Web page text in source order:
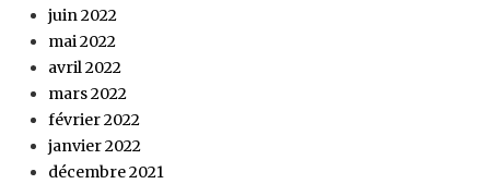
juin 2022
mai 2022
avril 2022
mars 2022
février 2022
janvier 2022
décembre 2021